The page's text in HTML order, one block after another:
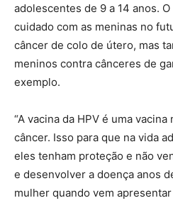
adolescentes de 9 a 14 anos.
cuidado com as meninas no
câncer de colo de útero, mas
meninos contra cânceres de
exemplo.
“A vacina da HPV é uma
câncer. Isso para que na vida
eles tenham proteção e não
e desenvolver a doença anos
mulher quando vem